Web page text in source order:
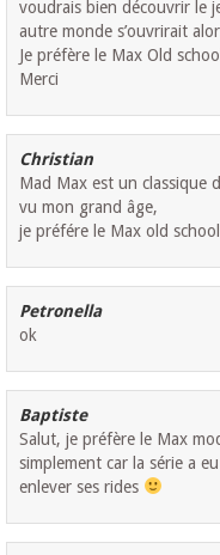
voudrais bien découvrir le
autre monde s’ouvrirait
Je préfère le Max Old
Merci
Christian
Mad Max est un classique
vu mon grand âge,
je préfére le Max old
Petronella
ok
Baptiste
Salut, je préfère le Max
simplement car la série a
enlever ses rides